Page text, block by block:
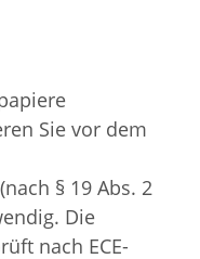
Sie vor dem
§ 19 Abs. 2
Die
nach ECE-